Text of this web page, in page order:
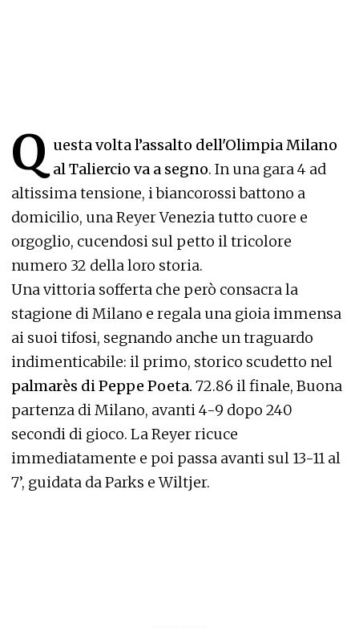
Q uesta volta l’assalto dell'Olimpia Milano
al Taliercio va a segno. In una gara 4 ad
altissima tensione, i biancorossi battono a
domicilio, una Reyer Venezia tutto cuore e
orgoglio, cucendosi sul petto il tricolore
numero 32 della loro storia.
Una vittoria sofferta che però consacra la
stagione di Milano e regala una gioia immensa
ai suoi tifosi, segnando anche un traguardo
indimenticabile: il primo, storico scudetto nel
palmarès di Peppe Poeta. 72.86 il finale, Buona
partenza di Milano, avanti 4-9 dopo 240
secondi di gioco. La Reyer ricuce
immediatamente e poi passa avanti sul 13-11 al
7’, guidata da Parks e Wiltjer.